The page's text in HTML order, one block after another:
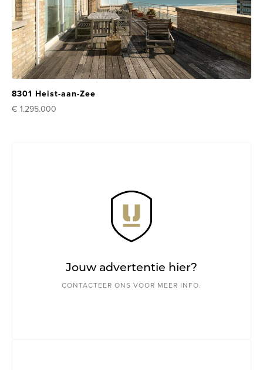
8301 Heist-aan-Zee
€ 1.295.000
Jouw advertentie hier?
CONTACTEER ONS VOOR MEER INFO.